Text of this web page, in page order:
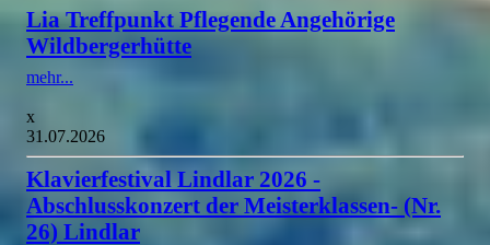
Lia Treffpunkt Pflegende Angehörige
Wildbergerhütte
mehr...
x
31.07.2026
Klavierfestival Lindlar 2026 -
Abschlusskonzert der Meisterklassen- (Nr.
26) Lindlar